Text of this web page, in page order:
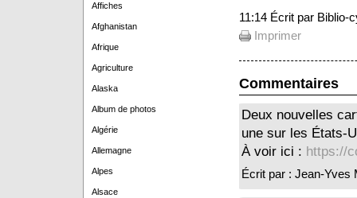
Affiches
Afghanistan
Afrique
Agriculture
Alaska
Album de photos
Algérie
Allemagne
Alpes
Alsace
11:14 Écrit par Biblio-
Imprimer
Commentaires
Deux nouvelles
une sur les États-
À voir ici : https://
Écrit par : Jean-Yves